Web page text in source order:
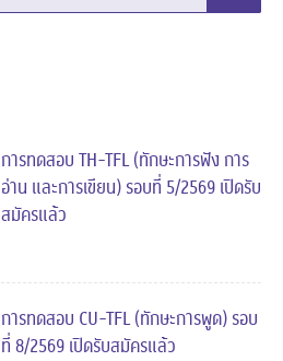
การทดสอบ TH-TFL (ทักษะการฟัง การ
อ่าน และการเขียน) รอบที่ 5/2569 เปิดรับ
สมัครแล้ว
การทดสอบ CU-TFL (ทักษะการพูด) รอบ
ที่ 8/2569 เปิดรับสมัครแล้ว